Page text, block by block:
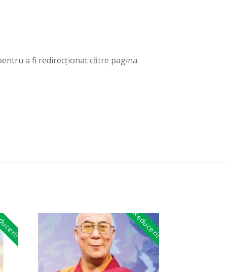
a fi redirecționat către pagina
Reduceri!